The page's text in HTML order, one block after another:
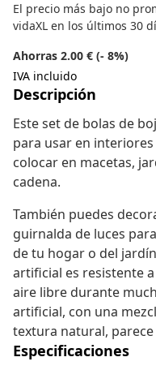
El precio más bajo no
vidaXL en los últimos 30
Ahorras 2.00 € (- 8%)
IVA incluido
Descripción
Este set de bolas de
para usar en
colocar en macetas,
cadena.
También puedes
guirnalda de luces
de tu hogar o del
artificial es resistente
aire libre durante
artificial, con una
textura natural, parece
Especificaciones